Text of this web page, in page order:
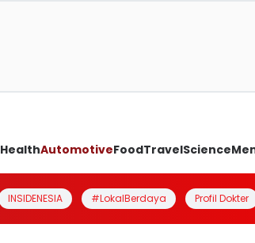
HealthAutomotiveFoodTravelScience
INSIDENESIA #LokalBerdaya Profil Dokter